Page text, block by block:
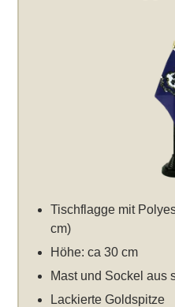
Tischflagge mit
cm)
Höhe: ca 30 cm
Mast und Sockel aus
Lackierte Goldspitze